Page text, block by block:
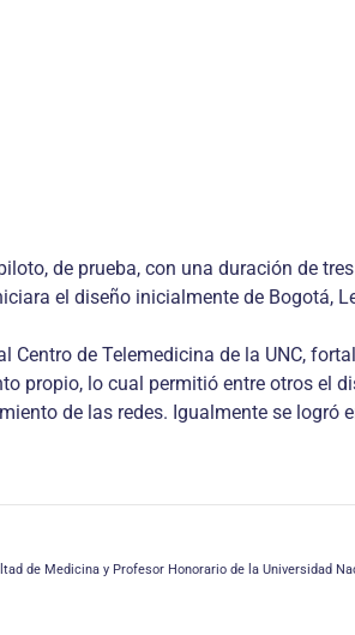
de prueba, con una duración de
el diseño inicialmente de Bogotá,
de Telemedicina de la UNC,
propio, lo cual permitió entre otros el
de las redes. Igualmente se
de Medicina y Profesor Honorario de la Universidad